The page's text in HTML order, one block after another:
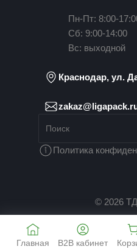
Пн-Пт: 8:00-
Сб: 9:00-14:00
Вс: выходной
Краснодар, ул.
Политика
© 2026
Главная B2B кабинет